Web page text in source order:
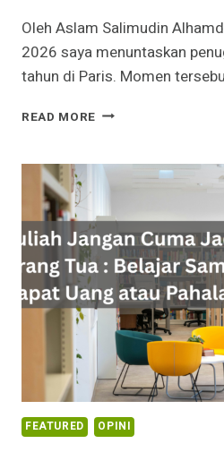
Oleh Aslam Salimudin
2026 saya menuntaskan
tahun di Paris. Momen
READ MORE DARI
TAHUN
SENIOR
ENGINEER
TAHUN
2026:
APA
YANG
BERUBAH?
FEATURED OPINI